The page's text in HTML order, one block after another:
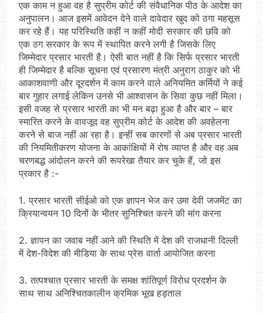
एक काम न हुआ वह है सुप्रीम कोर्ट की संवैधानिक पीठ के आदेश का
अनुपालन। आज इसमें आवेदन देने वाले दावेदार खुद को ठगा महसूस
कर रहे हैं। यह परिस्थिति कहीं न कहीं मोदी सरकार की छवि को
एक ठग सरकार के रूप में स्थापित करने लगी है जिसके लिए
जिम्मेदार प्रसार भारती है। ऐसी बात नहीं है कि सिर्फ प्रसार भारती
ही जिम्मेदार है बल्कि सूचना एवं प्रसारण मंत्री अनुराग ठाकुर को भी
आकाशवाणी और दूरदर्शन में काम करने वाले अनियमित कर्मियों ने कई
बार गुहार लगाई लेकिन उनसे भी आश्वासन के सिवा कुछ नहीं मिला।
इसी वजह से प्रसार भारती का भी मन बढ़ा हुआ है और बार – बार
स्मारित करने के वावजूद वह सुप्रीम कोर्ट के आदेश की अवहेलना
करने से बाज नहीं आ रहा है। इन्हीं सब कारणों से अब प्रसार भारती
की नियमितीकरण योजना के आकांक्षियों में रोष व्याप्त है और वह अब
चरणबद्ध आंदोलन करने की रूपरेखा तैयार कर चुके हैं, जो इस
प्रकार है :-
1. प्रसार भारती सीईओ को एक ज्ञापन भेज कर उमा देवी जजमेंट का
क्रियान्वयन 10 दिनों के भीतर सुनिश्चित करने की मांग करना
2. ज्ञापन का जवाब नहीं आने की स्थिति में देश की राजधानी दिल्ली
में देश-विदेश की मीडिया के साथ प्रेस वार्ता आयोजित करना
3. तत्पश्चात प्रसार भारती के समक्ष शांतिपूर्ण विरोध प्रदर्शन के
साथ साथ अनिश्चितकालीन क्रमिक भूख हड़ताल